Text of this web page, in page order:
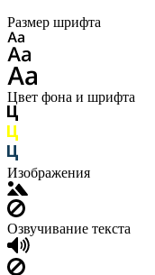
Размер шрифта
Цвет фона и шрифта
Изображения
Озвучивание текста